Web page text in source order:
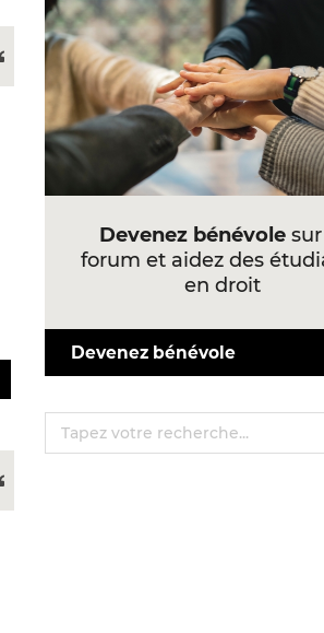
Devenez bénévole
forum et aidez des
en droit
Devenez bénévole